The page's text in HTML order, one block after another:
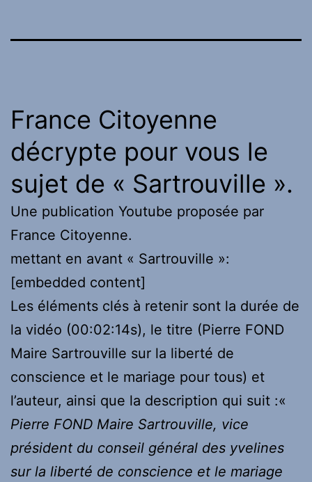
France Citoyenne
décrypte pour vous le
sujet de « Sartrouville ».
Une publication Youtube proposée par
France Citoyenne.
mettant en avant « Sartrouville »:
[embedded content]
Les éléments clés à retenir sont la durée de
la vidéo (00:02:14s), le titre (Pierre FOND
Maire Sartrouville sur la liberté de
conscience et le mariage pour tous) et
l’auteur, ainsi que la description qui suit :«
Pierre FOND Maire Sartrouville, vice
président du conseil général des yvelines
sur la liberté de conscience et le mariage